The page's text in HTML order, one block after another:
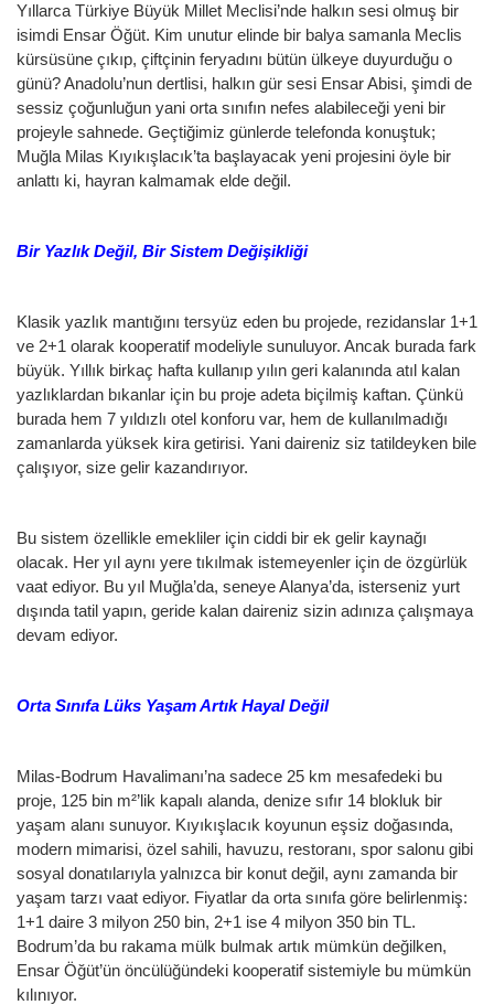
Yıllarca Türkiye Büyük Millet Meclisi’nde halkın sesi olmuş bir
isimdi Ensar Öğüt. Kim unutur elinde bir balya samanla Meclis
kürsüsüne çıkıp, çiftçinin feryadını bütün ülkeye duyurduğu o
günü? Anadolu’nun dertlisi, halkın gür sesi Ensar Abisi, şimdi de
sessiz çoğunluğun yani orta sınıfın nefes alabileceği yeni bir
projeyle sahnede. Geçtiğimiz günlerde telefonda konuştuk;
Muğla Milas Kıyıkışlacık’ta başlayacak yeni projesini öyle bir
anlattı ki, hayran kalmamak elde değil.
Bir Yazlık Değil, Bir Sistem Değişikliği
Klasik yazlık mantığını tersyüz eden bu projede, rezidanslar 1+1
ve 2+1 olarak kooperatif modeliyle sunuluyor. Ancak burada fark
büyük. Yıllık birkaç hafta kullanıp yılın geri kalanında atıl kalan
yazlıklardan bıkanlar için bu proje adeta biçilmiş kaftan. Çünkü
burada hem 7 yıldızlı otel konforu var, hem de kullanılmadığı
zamanlarda yüksek kira getirisi. Yani daireniz siz tatildeyken bile
çalışıyor, size gelir kazandırıyor.
Bu sistem özellikle emekliler için ciddi bir ek gelir kaynağı
olacak. Her yıl aynı yere tıkılmak istemeyenler için de özgürlük
vaat ediyor. Bu yıl Muğla’da, seneye Alanya’da, isterseniz yurt
dışında tatil yapın, geride kalan daireniz sizin adınıza çalışmaya
devam ediyor.
Orta Sınıfa Lüks Yaşam Artık Hayal Değil
Milas-Bodrum Havalimanı’na sadece 25 km mesafedeki bu
proje, 125 bin m²’lik kapalı alanda, denize sıfır 14 blokluk bir
yaşam alanı sunuyor. Kıyıkışlacık koyunun eşsiz doğasında,
modern mimarisi, özel sahili, havuzu, restoranı, spor salonu gibi
sosyal donatılarıyla yalnızca bir konut değil, aynı zamanda bir
yaşam tarzı vaat ediyor. Fiyatlar da orta sınıfa göre belirlenmiş:
1+1 daire 3 milyon 250 bin, 2+1 ise 4 milyon 350 bin TL.
Bodrum’da bu rakama mülk bulmak artık mümkün değilken,
Ensar Öğüt’ün öncülüğündeki kooperatif sistemiyle bu mümkün
kılınıyor.